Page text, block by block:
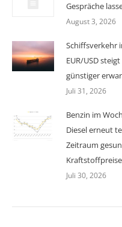
Gespräche
August 3, 2026
Schiffsverkehr
EUR/USD
günstiger
Juli 31, 2026
Benzin im
Diesel erneut
Zeitraum
Juli 30, 2026